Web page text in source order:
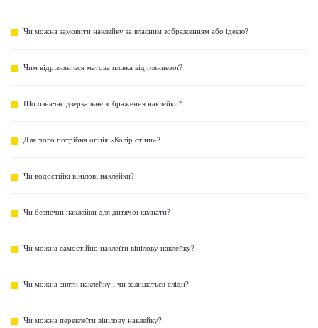
Чи можна замовити наклейку за власним зображенням або ідеєю?
Чим відрізняється матова плівка від глянцевої?
Що означає дзеркальне зображення наклейки?
Для чого потрібна опція «Колір стіни»?
Чи водостійкі вінілові наклейки?
Чи безпечні наклейки для дитячої кімнати?
Чи можна самостійно наклеїти вінілову наклейку?
Чи можна зняти наклейку і чи залишаться сліди?
Чи можна переклеїти вінілову наклейку?